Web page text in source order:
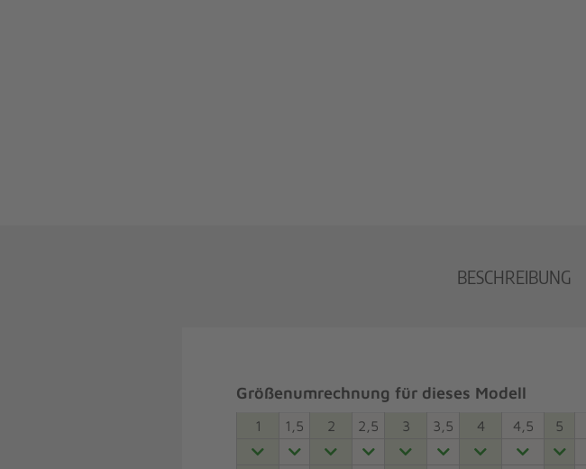
BESCHREIBUNG
Größenumrechnung für dieses Modell
1 1,5 2 2,5 3 3,5 4 4,5 5